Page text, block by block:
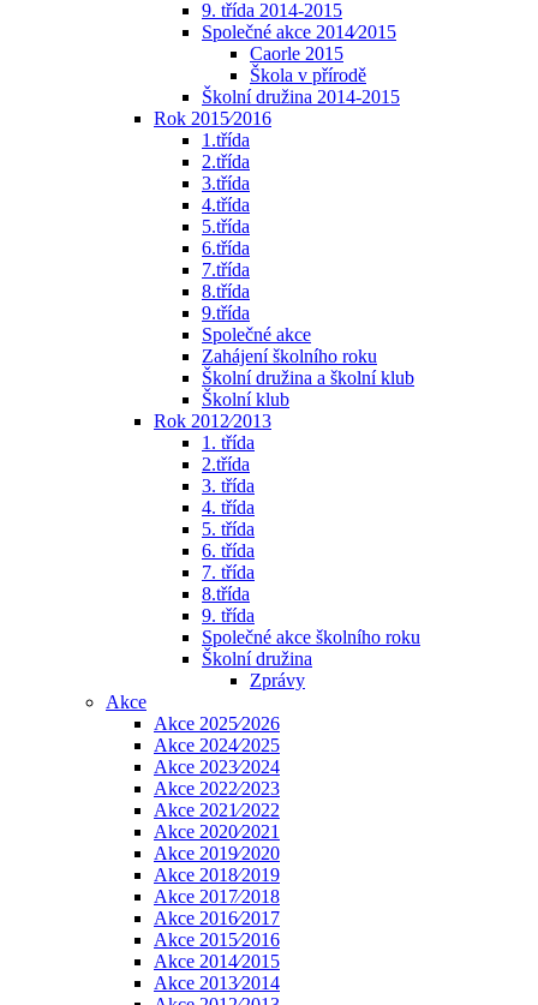
9. třída 2014-2015
Společné akce 2014⁄2015
Caorle 2015
Škola v přírodě
Školní družina 2014-2015
Rok 2015⁄2016
1.třída
2.třída
3.třída
4.třída
5.třída
6.třída
7.třída
8.třída
9.třída
Společné akce
Zahájení školního roku
Školní družina a školní klub
Školní klub
Rok 2012⁄2013
1. třída
2.třída
3. třída
4. třída
5. třída
6. třída
7. třída
8.třída
9. třída
Společné akce školního roku
Školní družina
Zprávy
Akce
Akce 2025⁄2026
Akce 2024⁄2025
Akce 2023⁄2024
Akce 2022⁄2023
Akce 2021⁄2022
Akce 2020⁄2021
Akce 2019⁄2020
Akce 2018⁄2019
Akce 2017⁄2018
Akce 2016⁄2017
Akce 2015⁄2016
Akce 2014⁄2015
Akce 2013⁄2014